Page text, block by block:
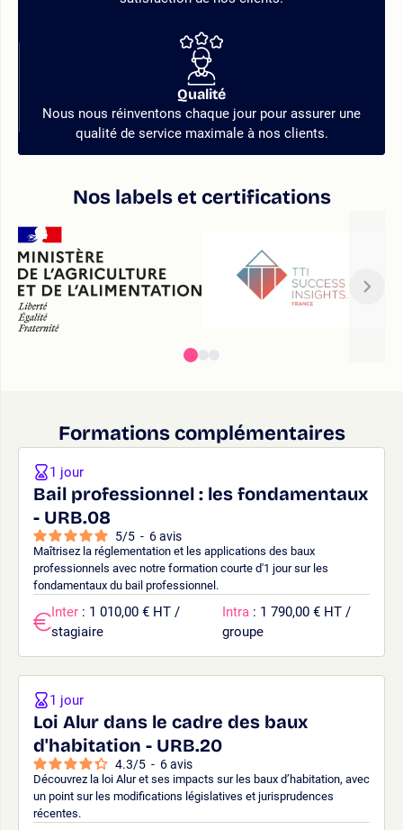
Qualité
Nous nous réinventons chaque jour pour assurer une
qualité de service maximale à nos clients.
Nos labels et certifications
Formations complémentaires
Bail professionnel : les fondamentaux
- URB.08
5/5 - 6avis
Maîtrisez la réglementation et les applications des baux
professionnels avec notre formation courte d'1 jour sur les
fondamentaux du bail professionnel.
1 jour
Inter : 1 010,00 € HT /
stagiaire
Intra : 1 790,00 € HT /
groupe
Loi Alur dans le cadre des baux
d'habitation - URB.20
4.3/5 - 6avis
Découvrez la loi Alur et ses impacts sur les baux d’habitation, avec
un point sur les modifications législatives et jurisprudences
récentes.
1 jour